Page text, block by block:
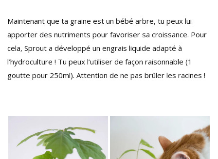
Maintenant que ta graine est un bébé arbre, tu peux lui
apporter des nutriments pour favoriser sa croissance. Pour
cela, Sprout a développé un engrais liquide adapté à
l’hydroculture ! Tu peux l’utiliser de façon raisonnable (1
goutte pour 250ml). Attention de ne pas brûler les racines !